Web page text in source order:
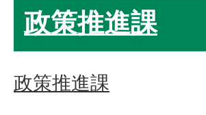
政策推進課
政策推進課